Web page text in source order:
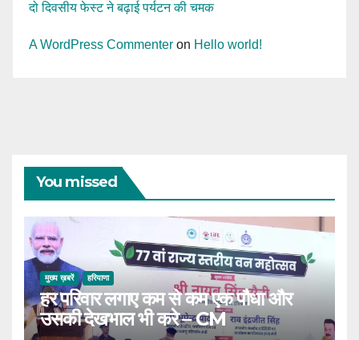
दो दिवसीय फेस्ट ने बढ़ाई पर्यटन की चमक
A WordPress Commenter on Hello world!
You missed
मुख्य ख़बरें हरियाणा
हर परिवार लगाए कम से कम एक पौधा और
उसकी देखभाल भी करे – CM